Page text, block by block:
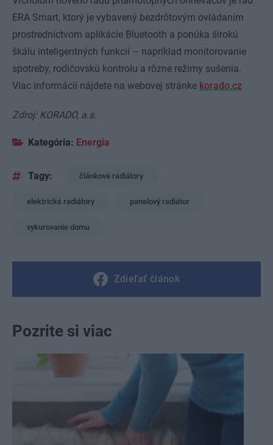
ERA Smart, ktorý je vybavený bezdrôtovým ovládaním
prostredníctvom aplikácie Bluetooth a ponúka širokú
škálu inteligentných funkcií – napríklad monitorovanie
spotreby, rodičovskú kontrolu a rôzne režimy sušenia.
Viac informácií nájdete na webovej stránke korado.cz
Zdroj: KORADO, a.s.
Kategória: Energia
Tagy: článkové radiátory
elektrické radiátory panelový radiátor
vykurovanie domu
Zdieľať článok
Pozrite si viac